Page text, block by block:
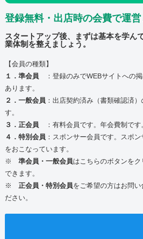
登録無料・出店時の会費で運
スタートアップ後、まずは基本を学ん
業体制を整えましょう。
【会員の種類】
１．準会員 ：登録のみでWEBサイトへの
あります。
２．一般会員 ：出店契約済み（書類確認済
す。
３．正会員 ：有料会員です。年会費制です
４．特別会員 ：スポンサー会員です。スポ
をおこなっています。
※ 準会員・一般会員はこちらのボタンを
できます。
※ 正会員・特別会員をご希望の方はお問い
ださい。